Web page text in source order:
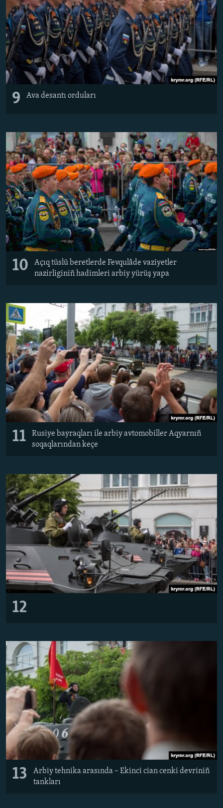
9 Ava desantı orduları
10
Açıq tüslü beretlerde Fevqulâde vaziyetler
nazirliginiñ hadimleri arbiy yürüş yapa
11
Rusiye bayraqları ile arbiy avtomobiller Aqyarnıñ
soqaqlarından keçe
12
13
Arbiy tehnika arasında – Ekinci cian cenki devriniñ
tankları